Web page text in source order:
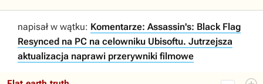
napisał w wątku: Komentarze: Assassin's: Black Flag
Resynced na PC na celowniku Ubisoftu. Jutrzejsza
aktualizacja naprawi przerywniki filmowe